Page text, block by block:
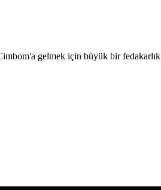
gelmek için büyük bir